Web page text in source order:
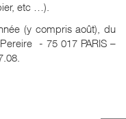
etc …).
(y compris août), du
- 75 017 PARIS –